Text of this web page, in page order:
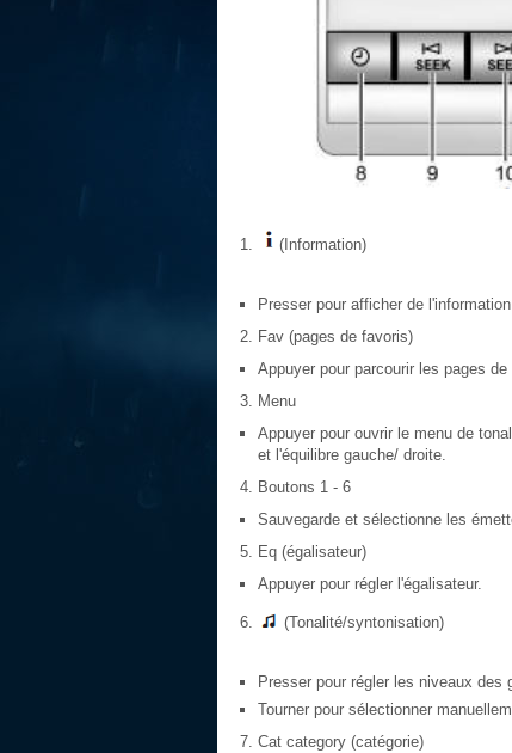
(Information)
Presser pour afficher de
Fav (pages de favoris)
Appuyer pour parcourir les pages de
Menu
Appuyer pour ouvrir le menu de
et l'équilibre gauche/ droite.
Boutons 1 - 6
Sauvegarde et sélectionne les
Eq (égalisateur)
Appuyer pour régler l'égalisateur.
(Tonalité/syntonisation)
Presser pour régler les niveaux des
Tourner pour sélectionner
Cat category (catégorie)